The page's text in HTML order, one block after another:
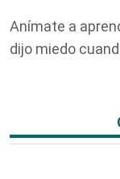
Anímate a
dijo miedo